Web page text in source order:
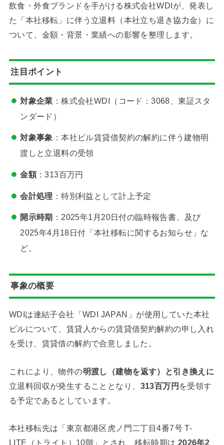
飲食・外食ブランドを手がける株式会社WDIが、発表し
た「本社移転」に伴う立退料（本社立ち退き協力金）に
ついて、金額・背景・業績への影響を整理します。
注目ポイント
対象企業 ：株式会社WDI（コード：3068、東証スタ
ンダード）
対象事象 ：本社ビル賃貸借契約の解約に伴う建物明
渡しと立退料の受領
金額：313百万円
会計処理 ：特別利益として計上予定
開示時期 ：2025年1月20日付の臨時報告書、及び
2025年4月18日付「本社移転に関するお知らせ」な
ど。
事象の概要
WDIは連結子会社「WDI JAPAN」が使用していた本社
ビルについて、賃貸人からの賃貸借契約解約の申し入れ
を受け、賃貸借の解約で合意しました。
これにより、物件の明渡し（建物を返す）と引き換えに
立退料回収が発生することとなり、 313百万円 を受領す
る予定であるとしています。
本社移転先は「東京都港区虎ノ門二丁目4番7号 T-
LITE（トライト）10階」とされ、移転時期は 2026年2